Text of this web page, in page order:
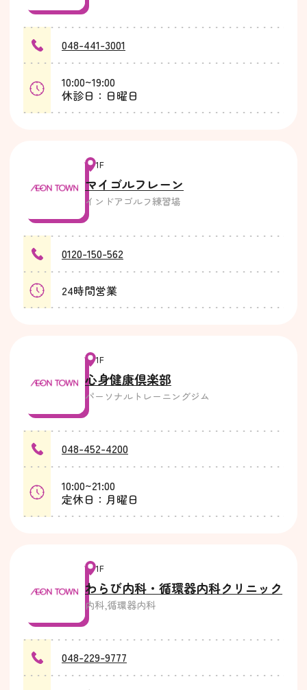
048-441-3001
10:00~19:00
休診日：日曜日
1F
マイゴルフレーン
インドアゴルフ練習場
0120-150-562
24時間営業
1F
心身健康倶楽部
パーソナルトレーニングジム
048-452-4200
10:00~21:00
定休日：月曜日
1F
わらび内科・循環器内科クリニック
内科,循環器内科
048-229-9777